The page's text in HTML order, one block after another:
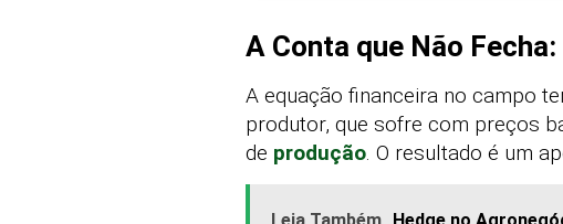
A Conta que Não
A equação financeira no campo
produtor, que sofre com preços
de produção. O resultado é um